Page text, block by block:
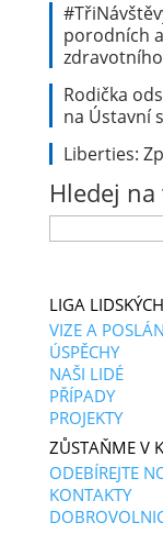
porodních
Rodička
na Ústavní
Liberties:
Hledej
Vyhledávání
LIGA
VIZE A
ÚSPĚCHY
NAŠI LIDÉ
PŘÍPADY
PROJEKTY
ZŮSTAŇME V
ODEBÍREJTE
KONTAKTY